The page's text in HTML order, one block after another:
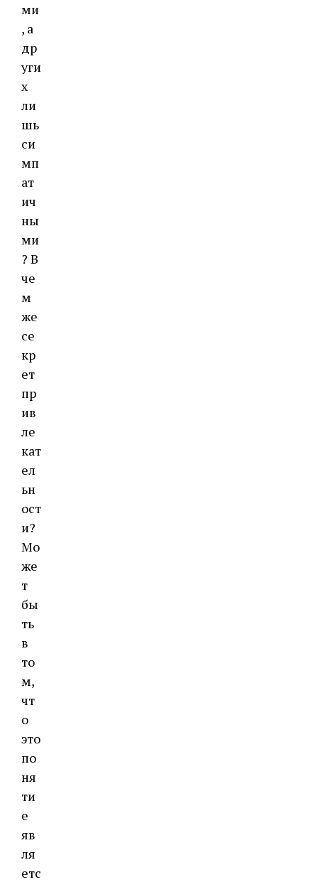
ми
, а
др
уги
х
ли
шь
си
мп
ат
ич
ны
ми
? В
че
м
же
се
кр
ет
пр
ив
ле
кат
ел
ьн
ост
и?
Мо
же
т
бы
ть
в
то
м,
чт
о
это
по
ня
ти
е
яв
ля
етс